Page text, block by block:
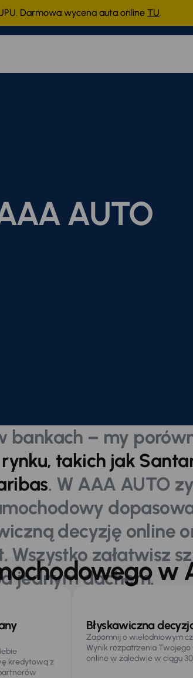
Darmowa wycena auta online TU.
AUTO
bankach – my
takich jak
. W AAA AUTO
decyzję online
załatwisz
jednym dachem. w
kredytową z
Błyskawiczna
Zapomnij o wielodniowym
Wynik rozpatrzenia Twojego
online w zaledwie w ciągu